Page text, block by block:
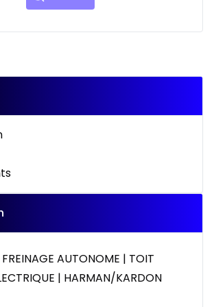
FREINAGE AUTONOME | TOIT
| HARMAN/KARDON